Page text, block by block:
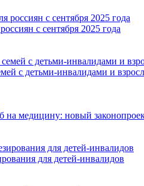
с сентября 2025 года
с детьми-инвалидами и
на медицину: новый
для детей-инвалидов